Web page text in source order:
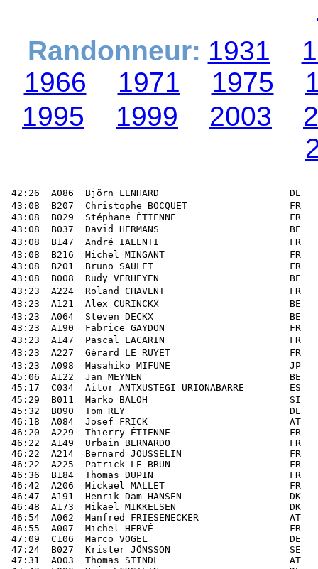
Randonneur: 1931
1966
1971 1975
1995
1999 2003
42:26  A086  Björn LENHARD
43:08  B207  Christophe BOCQUET
43:08  B029  Stéphane ÉTIENNE                    FR
43:08  B037  David HERMANS
43:08  B147  André IALENTI
43:08  B216  Michel MINGANT
43:08  B201  Bruno SAULET                        FR
43:08  B008  Rudy VERHEYEN
43:23  A224  Roland CHAVENT
43:23  A121  Alex CURINCKX
43:23  A064  Steven DECKX
43:23  A190  Fabrice GAYDON                      FR
43:23  A147  Pascal LACARIN
43:23  A227  Gérard LE RUYET
43:23  A098  Masahiko MIFUNE                     JP
45:06  A122  Jan MEYNEN                          BE
45:17  C034  Aitor ANTXUSTEGI URIONABARRE        ES
45:29  B011  Marko BALOH